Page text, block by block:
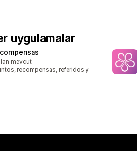
uygulamalar
mevcut
recompensas, referidos y